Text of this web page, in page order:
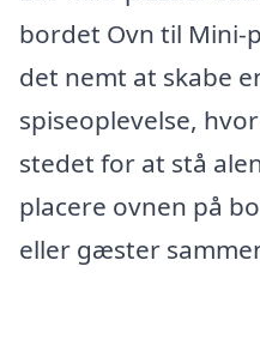
bordet Ovn til Mini-
det nemt at skabe
spiseoplevelse,
stedet for at stå
placere ovnen på
eller gæster